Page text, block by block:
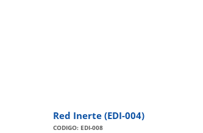
Red Inerte (EDI-004)
CODIGO: EDI-008